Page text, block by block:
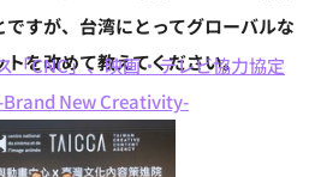
すが、台湾にとってグローバルな
を改めて教えてください。
「CNC」、映画・テレビ協力協定
Brand New Creativity-